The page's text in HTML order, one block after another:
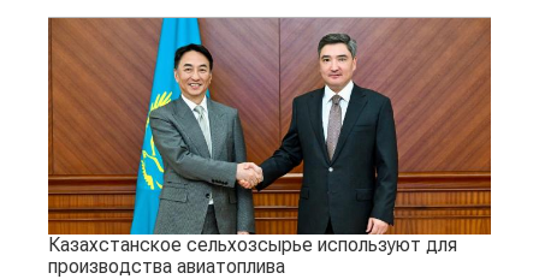
Казахстанское сельхозсырье используют для
производства авиатоплива